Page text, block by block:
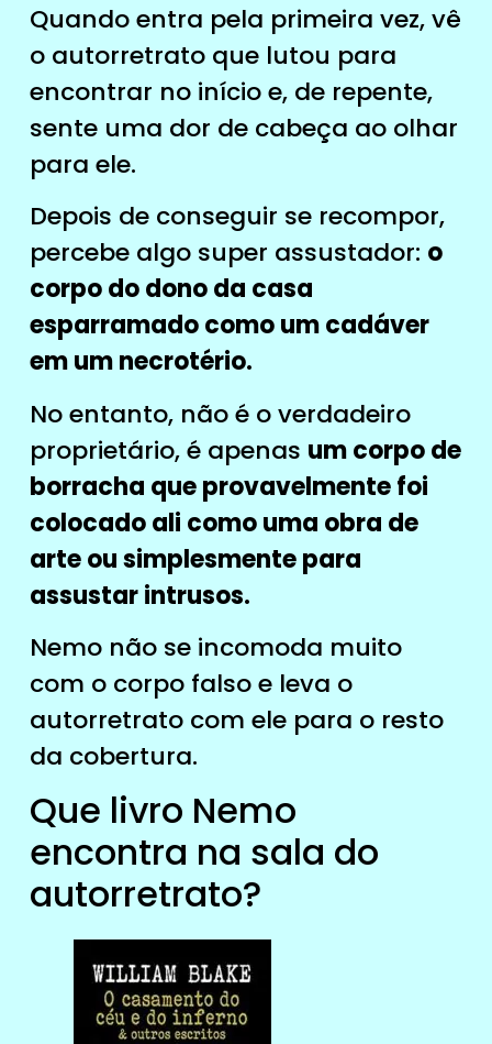
Quando entra pela primeira vez, vê
o autorretrato que lutou para
encontrar no início e, de repente,
sente uma dor de cabeça ao olhar
para ele.
Depois de conseguir se recompor,
percebe algo super assustador: o
corpo do dono da casa
esparramado como um cadáver
em um necrotério.
No entanto, não é o verdadeiro
proprietário, é apenas um corpo de
borracha que provavelmente foi
colocado ali como uma obra de
arte ou simplesmente para
assustar intrusos.
Nemo não se incomoda muito
com o corpo falso e leva o
autorretrato com ele para o resto
da cobertura.
Que livro Nemo
encontra na sala do
autorretrato?